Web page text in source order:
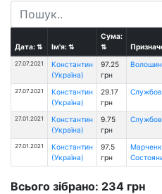
Дата:⇅ Ім'я:⇅
Сума:
⇅
27.07.2021
Константин
(Україна)
97.25
грн
27.07.2021
Константин
(Україна)
29.17
грн
27.01.2021
Константин
(Україна)
9.75
грн
27.01.2021
Константин
(Україна)
97.5
грн
Всього зібрано: 234 грн